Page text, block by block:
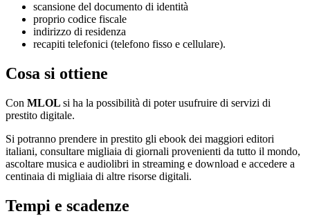
scansione del documento di identità
proprio codice fiscale
indirizzo di residenza
recapiti telefonici (telefono fisso e cellulare).
Cosa si ottiene
Con MLOL si ha la possibilità di poter usufruire di servizi di
prestito digitale.
Si potranno prendere in prestito gli ebook dei maggiori editori
italiani, consultare migliaia di giornali provenienti da tutto il mondo,
ascoltare musica e audiolibri in streaming e download e accedere a
centinaia di migliaia di altre risorse digitali.
Tempi e scadenze